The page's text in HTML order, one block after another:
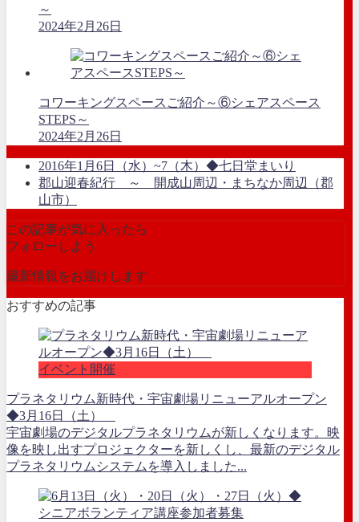
～
2024年2月26日
コワーキングスペースご紹介～⑥シェアスペース
STEPS～
2024年2月26日
2016年1月6日（水）~7（木）◆七日堂まいり
郡山迎春紀行 ～ 開成山周辺・まちなか周辺（郡
山市）
この記事が気に入ったら
フォローしよう
最新情報をお届けします
おすすめの記事
イベント開催
プラネタリウム新時代・宇宙劇場リニューアルオープン
◆3月16日（土）
宇宙劇場のデジタルプラネタリウムが新しくなります。映
像を映し出すプロジェクターを新しくし、最新のデジタル
プラネタリウムシステムを導入しました...